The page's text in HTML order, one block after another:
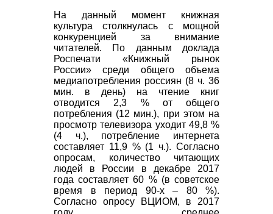
На данный момент книжная
культура столкнулась с мощной
конкуренцией за внимание
читателей. По данным доклада
Роспечати «Книжный рынок
России» среди общего объема
медиапотребления россиян (8 ч. 36
мин. в день) на чтение книг
отводится 2,3 % от общего
потребления (12 мин.), при этом на
просмотр телевизора уходит 49,8 %
(4 ч.), потребление интернета
составляет 11,9 % (1 ч.). Согласно
опросам, количество читающих
людей в России в декабре 2017
года составляет 60 % (в советское
время в период 90-х – 80 %).
Согласно опросу ВЦИОМ, в 2017